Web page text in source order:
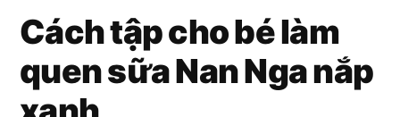
Cách tập cho bé làm
quensữa Nan Nga nắp